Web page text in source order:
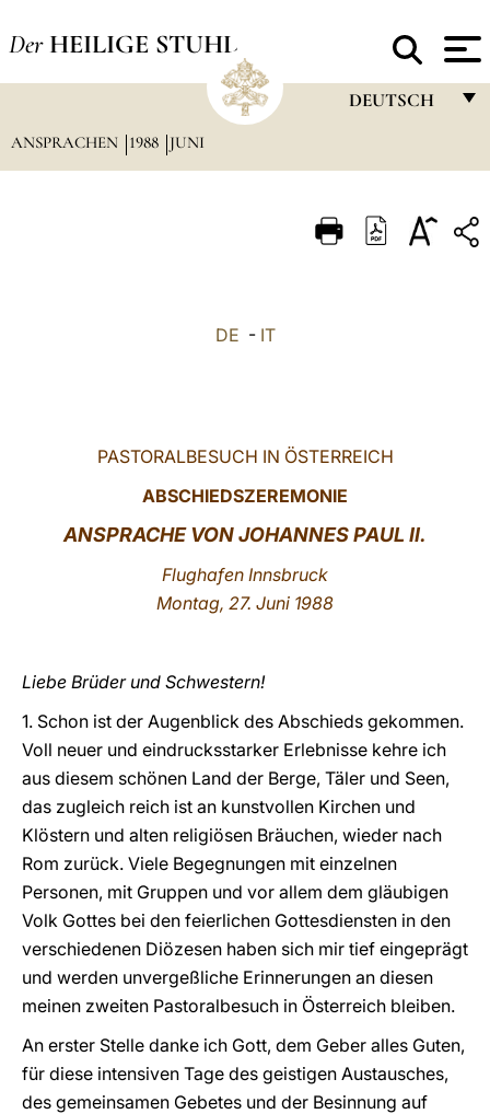
Der HEILIGE STUHL
DEUTSCH
ITALIANO
LATINE
ANSPRACHEN 1988 JUNI
DE - IT
PASTORALBESUCH IN ÖSTERREICH
ABSCHIEDSZEREMONIE
ANSPRACHE VON JOHANNES PAUL II.
Flughafen Innsbruck
Montag, 27. Juni 1988
Liebe Brüder und Schwestern!
1. Schon ist der Augenblick des Abschieds gekommen.
Voll neuer und eindrucksstarker Erlebnisse kehre ich
aus diesem schönen Land der Berge, Täler und Seen,
das zugleich reich ist an kunstvollen Kirchen und
Klöstern und alten religiösen Bräuchen, wieder nach
Rom zurück. Viele Begegnungen mit einzelnen
Personen, mit Gruppen und vor allem dem gläubigen
Volk Gottes bei den feierlichen Gottesdiensten in den
verschiedenen Diözesen haben sich mir tief eingeprägt
und werden unvergeßliche Erinnerungen an diesen
meinen zweiten Pastoralbesuch in Österreich bleiben.
An erster Stelle danke ich Gott, dem Geber alles Guten,
für diese intensiven Tage des geistigen Austausches,
des gemeinsamen Gebetes und der Besinnung auf